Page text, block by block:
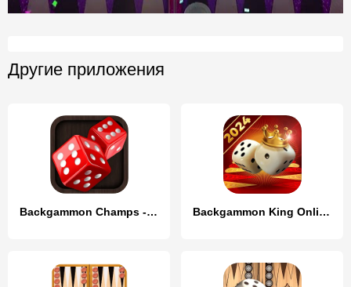
Другие приложения
Backgammon Champs - Board Game Backgammon King Online